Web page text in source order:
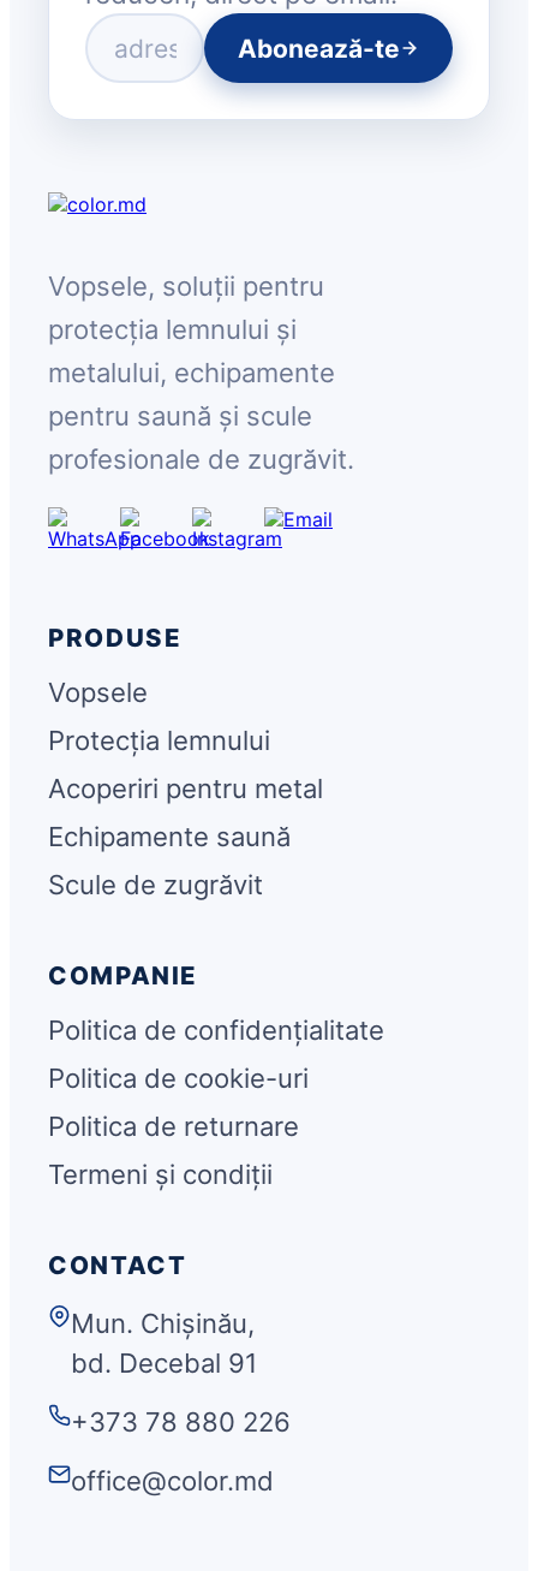
Abonează-te
Vopsele, soluții pentru
protecția lemnului și
metalului, echipamente
pentru saună și scule
profesionale de zugrăvit.
PRODUSE
Vopsele
Protecția lemnului
Acoperiri pentru metal
Echipamente saună
Scule de zugrăvit
COMPANIE
Politica de confidențialitate
Politica de cookie-uri
Politica de returnare
Termeni și condiții
CONTACT
Mun. Chișinău,
bd. Decebal 91
+373 78 880 226
office@color.md